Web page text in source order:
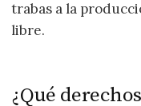
trabas a la
libre.
¿Qué